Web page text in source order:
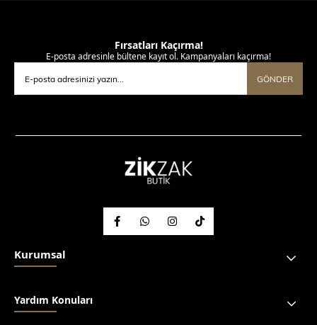
Fırsatları Kaçırma!
E-posta adresinle bültene kayıt ol. Kampanyaları kaçırma!
GÖNDER
Kurumsal
Yardım Konuları